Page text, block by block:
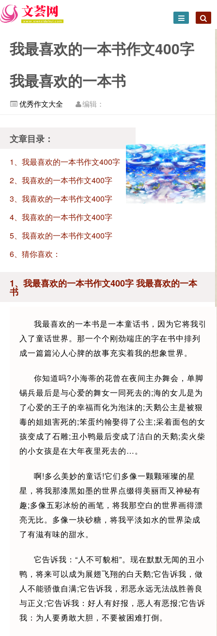
我最喜欢的一本书作文400字
我最喜欢的一本书
优秀作文大全 编辑：
文章目录：
1、我最喜欢的一本书作文400字
我最喜欢的一本书
2、我喜欢的一本书作文400字
3、我喜欢的一本书作文400字
4、我喜欢的一本书作文400字
5、我喜欢的一本书作文400字
6、猜你喜欢：
1、我最喜欢的一本书作文400字 我最喜欢的一本
书
我最喜欢的一本书是一本童话书，因为它将我引
入了童话世界。那一个个刚劲端庄的字在书中排列
成一篇篇沁人心脾的故事充实着我的想象世界。
你知道吗?小海蒂的花曾在夜间主办舞会，单脚
锡兵最后是与心爱的舞女一同死去的;海的女儿是为
了心爱的王子的幸福而化为泡沫的;天鹅公主是被狠
毒的姐姐害死的;笨蛋约翰娶得了公主;采着面包的女
孩变成了石雕;丑小鸭最后变成了洁白的天鹅;卖火柴
的小女孩是在大年夜里死去的…。
啊!多么美妙的童话!它们多像一颗颗璀璨的星
星，将我那漆黑如墨的世界点缀得美丽而又神秘有
趣;多像五彩冰纷的画笔，将我那空白的世界画得漂
亮无比。多像一块砂糖，将我平淡如水的世界染成
了有滋有味的甜水。
它告诉我：“人不可貌相”。现在默默无闻的丑小
鸭，将来可以成为展翅飞翔的白天鹅;它告诉我，做
人不能骄傲自满;它告诉我，邪恶永远无法战胜善良
与正义;它告诉我：好人有好报，恶人有恶报;它告诉
我：为人要勇敢大胆，不要被困难打倒。